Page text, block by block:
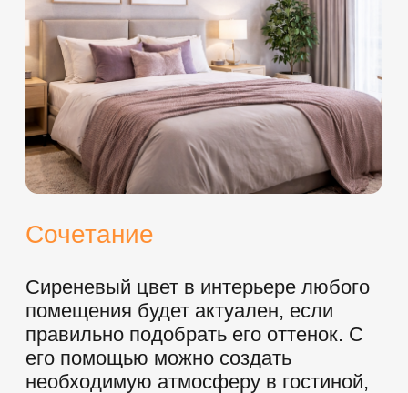
abrikoss24@yandex.ru
Скидки
Статьи
Информация о нас
Отзывы
Гарантия
Контакты
ИНФОРМАЦИЯ
КОНТАКТЫ
Фотопечать
Адреса офисов:
8 (391) 240-40-62
Карта сайта
Калинина 54, офис 2-10
Добровольческой Бригады 12, этаж 2